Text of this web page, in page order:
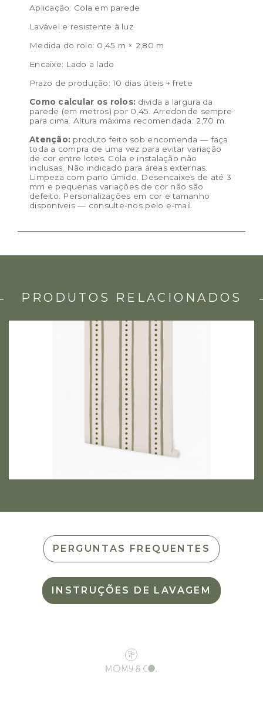
Aplicação: Cola em parede
Lavável e resistente à luz
Medida do rolo: 0,45 m × 2,80 m
Encaixe: Lado a lado
Prazo de produção: 10 dias úteis + frete
Como calcular os rolos: divida a largura da
parede (em metros) por 0,45. Arredonde sempre
para cima. Altura máxima recomendada: 2,70 m.
Atenção: produto feito sob encomenda — faça
toda a compra de uma vez para evitar variação
de cor entre lotes. Cola e instalação não
inclusas. Não indicado para áreas externas.
Limpeza com pano úmido. Desencaixes de até 3
mm e pequenas variações de cor não são
defeito. Personalizações em cor e tamanho
disponíveis — consulte-nos pelo e-mail.
PRODUTOS RELACIONADOS
PERGUNTAS FREQUENTES
INSTRUÇÕES DE LAVAGEM